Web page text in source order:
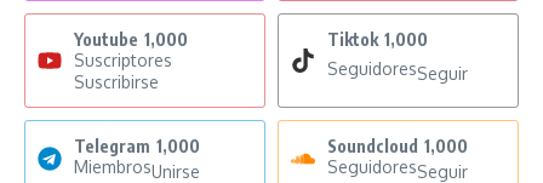
Youtube 1,000
Suscriptores
Suscribirse
Tiktok 1,000
SeguidoresSeguir
Telegram 1,000
MiembrosUnirse
Soundcloud 1,000
SeguidoresSeguir